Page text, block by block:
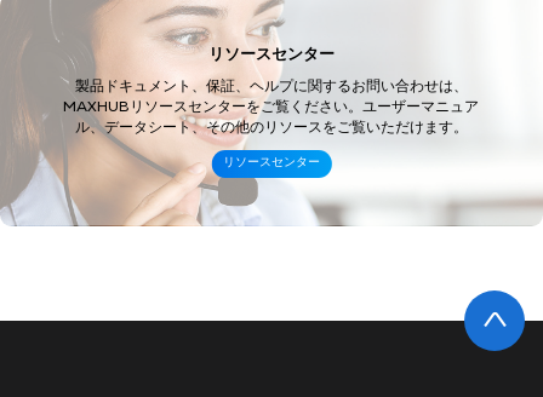
リソースセンター
製品ドキュメント、保証、ヘルプに関するお問い合わせは、
MAXHUBリソースセンターをご覧ください。ユーザーマニュア
ル、データシート、その他のリソースをご覧いただけます。 ​
リソースセンター